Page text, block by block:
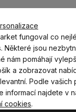
fungoval co
Některé jsou
nám pomáhají
a zobrazovat
Podle vašich
informací najdete v
cookies.
B6 &